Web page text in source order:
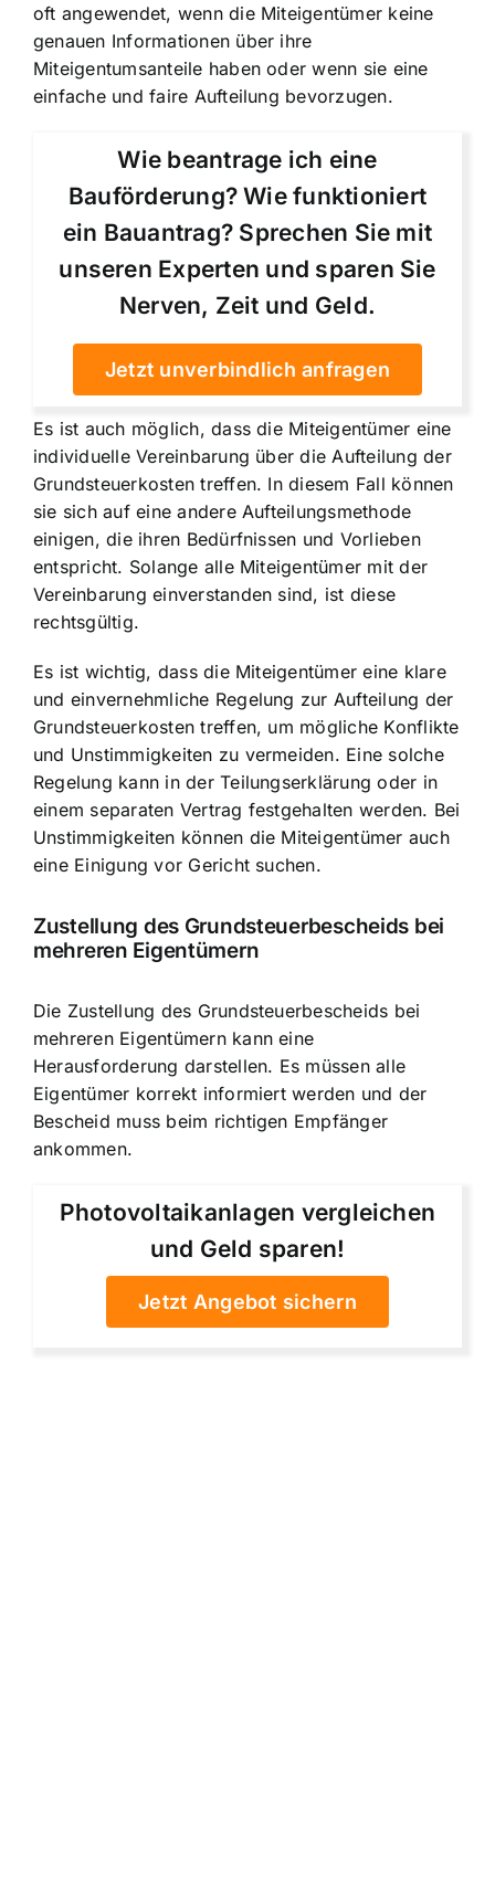
oft angewendet, wenn die Miteigentümer keine
genauen Informationen über ihre
Miteigentumsanteile haben oder wenn sie eine
einfache und faire Aufteilung bevorzugen.
Wie beantrage ich eine
Bauförderung? Wie funktioniert
ein Bauantrag? Sprechen Sie mit
unseren Experten und sparen Sie
Nerven, Zeit und Geld.
Jetzt unverbindlich anfragen
Es ist auch möglich, dass die Miteigentümer eine
individuelle Vereinbarung über die Aufteilung der
Grundsteuerkosten treffen. In diesem Fall können
sie sich auf eine andere Aufteilungsmethode
einigen, die ihren Bedürfnissen und Vorlieben
entspricht. Solange alle Miteigentümer mit der
Vereinbarung einverstanden sind, ist diese
rechtsgültig.
Es ist wichtig, dass die Miteigentümer eine klare
und einvernehmliche Regelung zur Aufteilung der
Grundsteuerkosten treffen, um mögliche Konflikte
und Unstimmigkeiten zu vermeiden. Eine solche
Regelung kann in der Teilungserklärung oder in
einem separaten Vertrag festgehalten werden. Bei
Unstimmigkeiten können die Miteigentümer auch
eine Einigung vor Gericht suchen.
Zustellung des Grundsteuerbescheids bei
mehreren Eigentümern
Die Zustellung des Grundsteuerbescheids bei
mehreren Eigentümern kann eine
Herausforderung darstellen. Es müssen alle
Eigentümer korrekt informiert werden und der
Bescheid muss beim richtigen Empfänger
ankommen.
Photovoltaikanlagen vergleichen
und Geld sparen!
Jetzt Angebot sichern